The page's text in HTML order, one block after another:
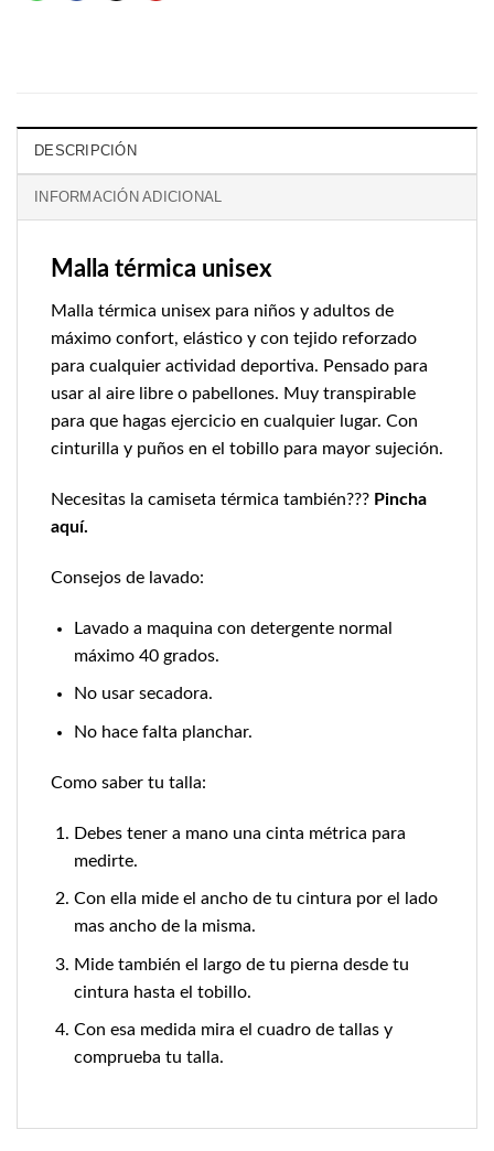
DESCRIPCIÓN
INFORMACIÓN ADICIONAL
Malla térmica unisex
Malla térmica unisex para niños y adultos de
máximo confort, elástico y con tejido reforzado
para cualquier actividad deportiva. Pensado para
usar al aire libre o pabellones. Muy transpirable
para que hagas ejercicio en cualquier lugar. Con
cinturilla y puños en el tobillo para mayor sujeción.
Necesitas la camiseta térmica también??? Pincha
aquí.
Consejos de lavado:
Lavado a maquina con detergente normal
máximo 40 grados.
No usar secadora.
No hace falta planchar.
Como saber tu talla:
Debes tener a mano una cinta métrica para
medirte.
Con ella mide el ancho de tu cintura por el lado
mas ancho de la misma.
Mide también el largo de tu pierna desde tu
cintura hasta el tobillo.
Con esa medida mira el cuadro de tallas y
comprueba tu talla.